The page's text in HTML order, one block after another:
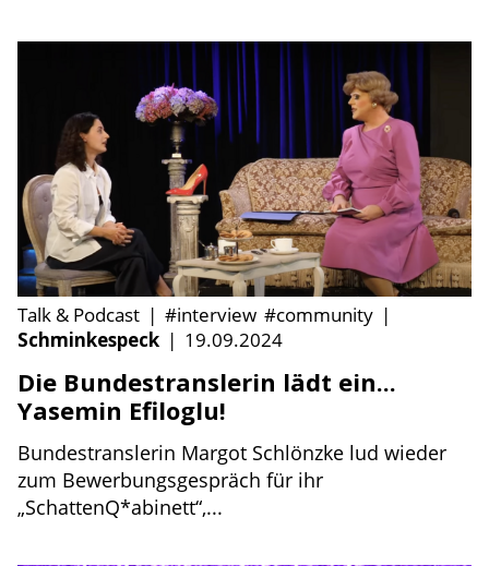
Talk & Podcast | #interview #community |
Schminkespeck | 19.09.2024
Die Bundestranslerin lädt ein...
Yasemin Efiloglu!
Bundestranslerin Margot Schlönzke lud wieder
zum Bewerbungsgespräch für ihr
„SchattenQ*abinett“,...